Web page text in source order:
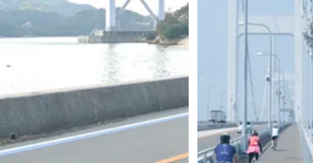
活动·庙会
美食·酒水
购物
列表
Dive!Hiroshima官方向导
广岛随意旅行
广岛市内
安艺
探索
列表
广岛市内
答對了
应时信息
有用的信息